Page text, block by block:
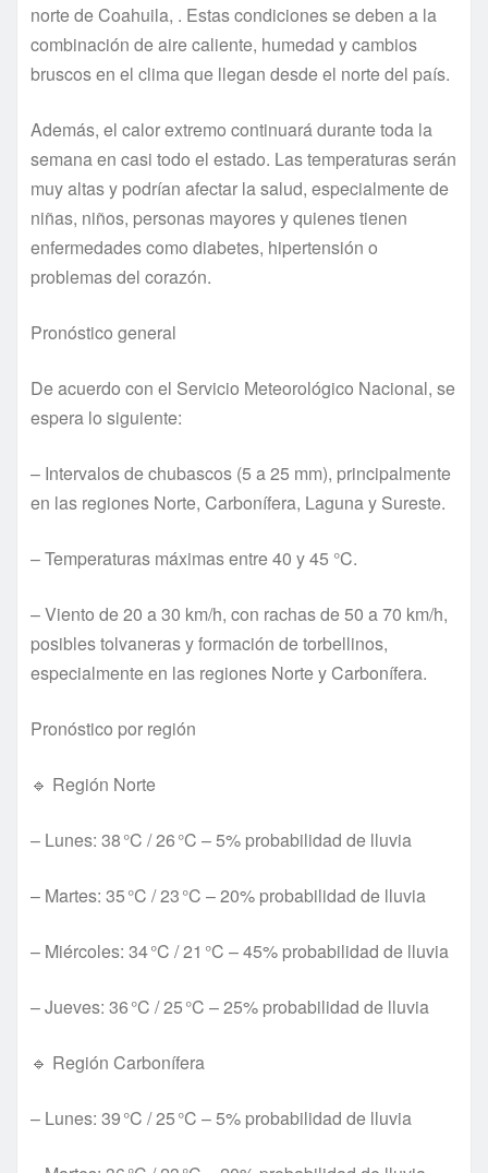
norte de Coahuila, . Estas condiciones se deben a la
combinación de aire caliente, humedad y cambios
bruscos en el clima que llegan desde el norte del país.
Además, el calor extremo continuará durante toda la
semana en casi todo el estado. Las temperaturas serán
muy altas y podrían afectar la salud, especialmente de
niñas, niños, personas mayores y quienes tienen
enfermedades como diabetes, hipertensión o
problemas del corazón.
Pronóstico general
De acuerdo con el Servicio Meteorológico Nacional, se
espera lo siguiente:
– Intervalos de chubascos (5 a 25 mm), principalmente
en las regiones Norte, Carbonífera, Laguna y Sureste.
– Temperaturas máximas entre 40 y 45 °C.
– Viento de 20 a 30 km/h, con rachas de 50 a 70 km/h,
posibles tolvaneras y formación de torbellinos,
especialmente en las regiones Norte y Carbonífera.
Pronóstico por región
🔹 Región Norte
– Lunes: 38 °C / 26 °C – 5% probabilidad de lluvia
– Martes: 35 °C / 23 °C – 20% probabilidad de lluvia
– Miércoles: 34 °C / 21 °C – 45% probabilidad de lluvia
– Jueves: 36 °C / 25 °C – 25% probabilidad de lluvia
🔹 Región Carbonífera
– Lunes: 39 °C / 25 °C – 5% probabilidad de lluvia